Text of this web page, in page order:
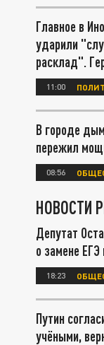
Главное в
ударили
расклад".
11:00
В городе
пережил
08:56
НОВОСТИ
Депутат
о замене ЕГЭ
18:23
Путин
учёными,